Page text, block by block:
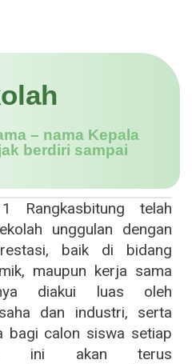
– nama Kepala
berdiri sampai
Rangkasbitung telah
unggulan dengan
baik di bidang
maupun kerja sama
diakui luas oleh
dan industri, serta
bagi calon siswa setiap
ini akan terus